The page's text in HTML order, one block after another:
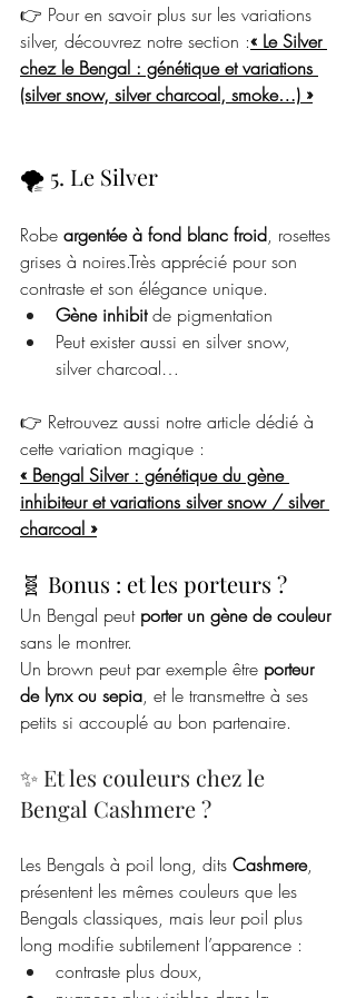
👉 Pour en savoir plus sur les variations
silver, découvrez notre section :« Le Silver
chez le Bengal : génétique et variations
(silver snow, silver charcoal, smoke…) »
🌪️ 5. Le Silver
Robe argentée à fond blanc froid, rosettes
grises à noires.Très apprécié pour son
contraste et son élégance unique.
Gène inhibit de pigmentation
Peut exister aussi en silver snow,
silver charcoal…
👉 Retrouvez aussi notre article dédié à
cette variation magique :
« Bengal Silver : génétique du gène
inhibiteur et variations silver snow / silver
charcoal »
🧬 Bonus : et les porteurs ?
Un Bengal peut porter un gène de couleur
sans le montrer.
Un brown peut par exemple être porteur
de lynx ou sepia, et le transmettre à ses
petits si accouplé au bon partenaire.
✨ Et les couleurs chez le
Bengal Cashmere ?
Les Bengals à poil long, dits Cashmere,
présentent les mêmes couleurs que les
Bengals classiques, mais leur poil plus
long modifie subtilement l’apparence :
contraste plus doux,